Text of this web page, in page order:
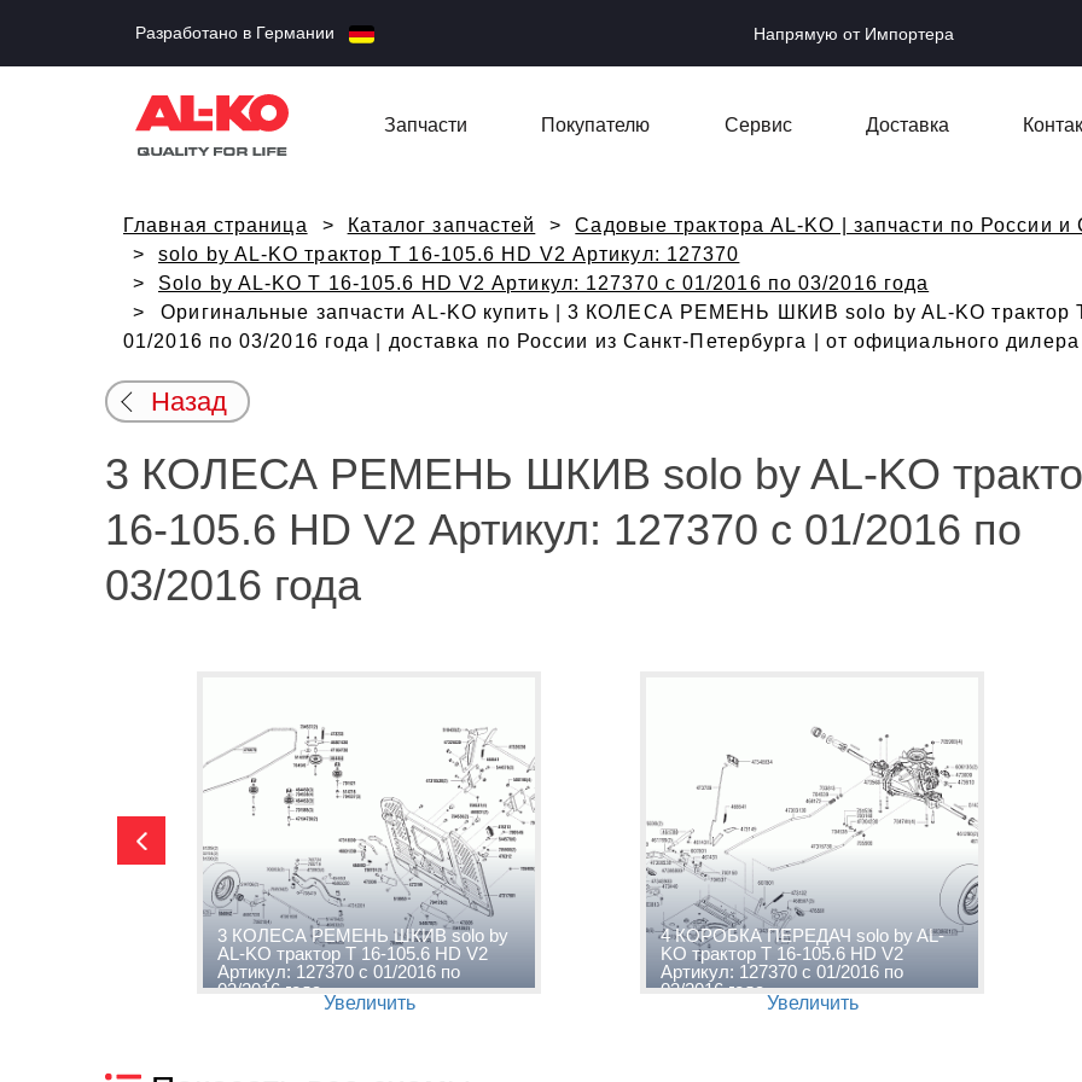
Разработано в Германии Напрямую от Импортера
Запчасти Покупателю Сервис Доставка
Главная страница Каталог запчастей
Садовые трактора AL-KO | запчасти по России
solo by AL-KO трактор T 16-105.6 HD V2 Артикул: 127370
Solo by AL-KO T 16-105.6 HD V2 Артикул: 127370 с 01/2016 по 03/2016 года
Оригинальные запчасти AL-KO купить | 3 КОЛЕСА РЕМЕНЬ ШКИВ solo by AL-KO трактор
01/2016 по 03/2016 года | доставка по России из Санкт-Петербурга | от официального
Назад
3 КОЛЕСА РЕМЕНЬ ШКИВ solo by AL-KO
16-105.6 HD V2 Артикул: 127370 с 01/2016 по
03/2016 года
3 КОЛЕСА РЕМЕНЬ ШКИВ solo by
AL-KO трактор T 16-105.6 HD V2
Артикул: 127370 с 01/2016 по
03/2016 года
Увеличить
4 КОРОБКА ПЕРЕДАЧ solo by AL-
KO трактор T 16-105.6 HD V2
Артикул: 127370 с 01/2016 по
03/2016 года
Увеличить